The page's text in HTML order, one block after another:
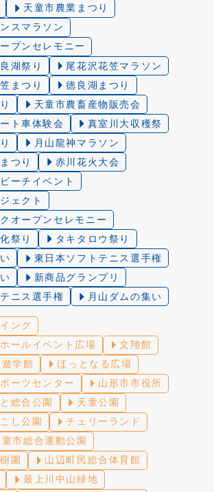
天童市農業まつり
スマラソン
プンセレモニー
湖祭り
尾花沢花笠マラソン
まつり
徳良湖まつり
天童市農畜産物販売会
ト車体験会
真室川大収穫祭
月山龍神マラソン
つり
赤川花火大会
ーチイベント
ェクト
オープンセレモニー
祭り
タキタロウ祭り
東日本ソフトテニス選手権
新商品グランプリ
ニス選手権
月山ダムの集い
ング
ールイベント広場
文翔館
遊学館
ほっとなる広場
ーツセンター
山形市市役所
総合公園
天童公園
し公園
チェリーランド
童市総合運動公園
園
山辺町民総合体育館
最上川中山緑地